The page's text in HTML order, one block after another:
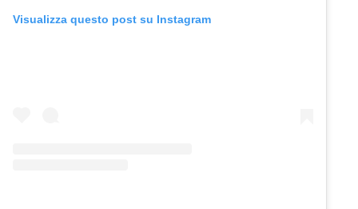
Visualizza questo post su Instagram